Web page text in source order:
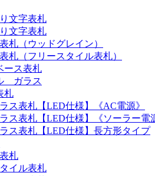
文字表札
文字表札
札（ウッドグレイン）
札（フリースタイル表札）
ース表札
ガラス
札
ス表札【LED仕様】《AC電源》
ス表札【LED仕様】《ソーラー電
ス表札【LED仕様】長方形タイプ
札
イル表札